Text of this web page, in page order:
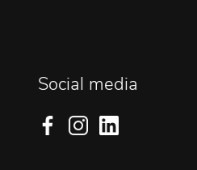
Social media